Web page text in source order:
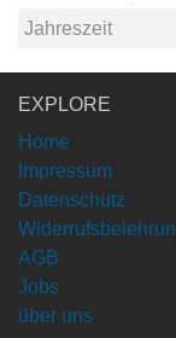
Jahreszeit
EXPLORE
Home
Impressum
Datenschutz
AGB
Jobs
über uns